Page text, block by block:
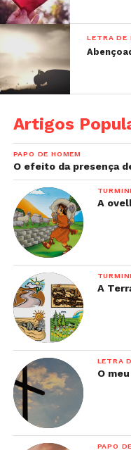
LETRA DE
Artigos
PAPO DE HOMEM
O efeito da presença
A
A
LETRA
O
PAPO